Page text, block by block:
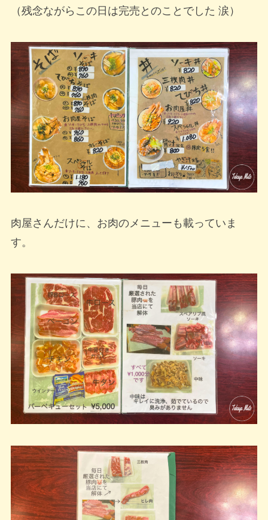
（残念ながらこの日は完売とのことでした 涙）
肉屋さんだけに、お肉のメニューも載っていま
す。